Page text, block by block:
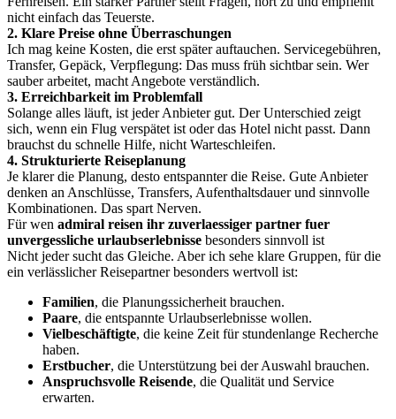
nicht einfach das Teuerste.
2. Klare Preise ohne Überraschungen
Ich mag keine Kosten, die erst später auftauchen. Servicegebühren,
Transfer, Gepäck, Verpflegung: Das muss früh sichtbar sein. Wer
sauber arbeitet, macht Angebote verständlich.
3. Erreichbarkeit im Problemfall
Solange alles läuft, ist jeder Anbieter gut. Der Unterschied zeigt
sich, wenn ein Flug verspätet ist oder das Hotel nicht passt. Dann
brauchst du schnelle Hilfe, nicht Warteschleifen.
4. Strukturierte Reiseplanung
Je klarer die Planung, desto entspannter die Reise. Gute Anbieter
denken an Anschlüsse, Transfers, Aufenthaltsdauer und sinnvolle
Kombinationen. Das spart Nerven.
Für wen admiral reisen ihr zuverlaessiger partner fuer
unvergessliche urlaubserlebnisse besonders sinnvoll ist
Nicht jeder sucht das Gleiche. Aber ich sehe klare Gruppen, für die
ein verlässlicher Reisepartner besonders wertvoll ist:
Familien, die Planungssicherheit brauchen.
Paare, die entspannte Urlaubserlebnisse wollen.
Vielbeschäftigte, die keine Zeit für stundenlange Recherche
haben.
Erstbucher, die Unterstützung bei der Auswahl brauchen.
Anspruchsvolle Reisende, die Qualität und Service
erwarten.